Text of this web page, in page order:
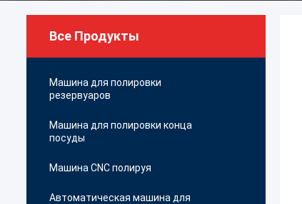
Все Продукты
Машина для полировки
резервуаров
Машина для полировки конца
посуды
Машина CNC полируя
Автоматическая машина для